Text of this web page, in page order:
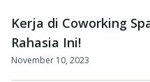
Kerja di Coworking
Rahasia Ini!
November 10, 2023